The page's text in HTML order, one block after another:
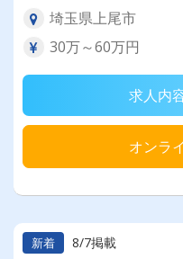
埼玉県上尾市
30万～60万円
求人内
オンラ
新着 8/7掲載